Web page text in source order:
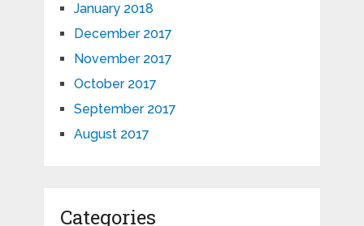
January 2018
December 2017
November 2017
October 2017
September 2017
August 2017
Categories